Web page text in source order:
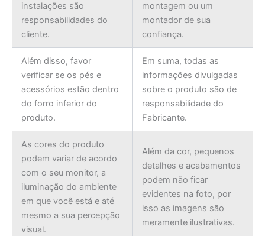
instalações são
responsabilidades do
cliente.
montagem ou um
montador de sua
confiança.
Além disso, favor
verificar se os pés e
acessórios estão dentro
do forro inferior do
produto.
Em suma, todas as
informações divulgadas
sobre o produto são de
responsabilidade do
Fabricante.
As cores do produto
podem variar de acordo
com o seu monitor, a
iluminação do ambiente
em que você está e até
mesmo a sua percepção
visual.
Além da cor, pequenos
detalhes e acabamentos
podem não ficar
evidentes na foto, por
isso as imagens são
meramente ilustrativas.